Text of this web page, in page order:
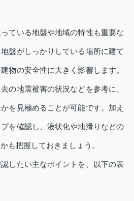
ている地盤や地域の特性も重要な
盤がしっかりしている場所に建て
物の安全性に大きく影響します。
の地震被害の状況などを参考に、
を見極めることが可能です。加え
を確認し、液状化や地滑りなどの
も把握しておきましょう。
したい主なポイントを、以下の表